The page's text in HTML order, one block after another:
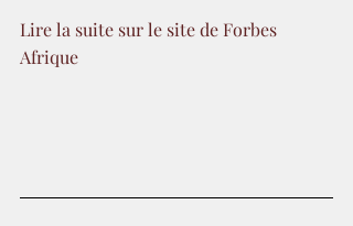
Lire la suite sur le site de Forbes
Afrique